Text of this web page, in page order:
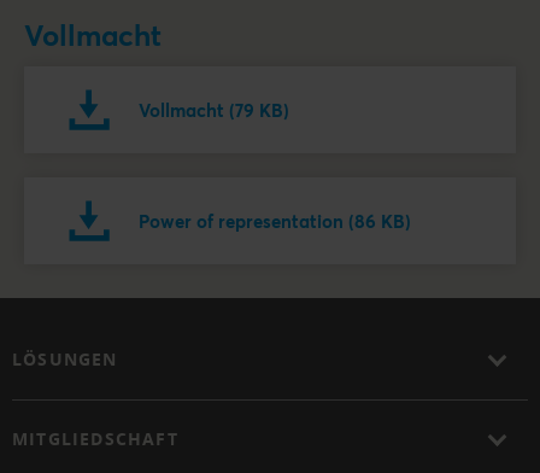
Vollmacht
Vollmacht (79 KB)
Power of representation (86 KB)
LÖSUNGEN
MITGLIEDSCHAFT